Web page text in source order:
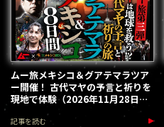
ムー旅メキシコ＆グアテマラツア
ー開催！ 古代マヤの予言と祈りを
現地で体験（2026年11月28日～
12月5日）
記事を読む